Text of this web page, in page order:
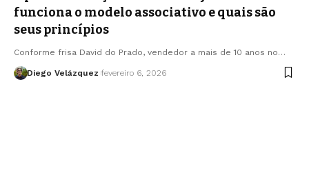
funciona o modelo associativo e quais são
seus princípios
Conforme frisa David do Prado, vendedor a mais de 10 anos no…
Diego Velázquez fevereiro 6, 2026